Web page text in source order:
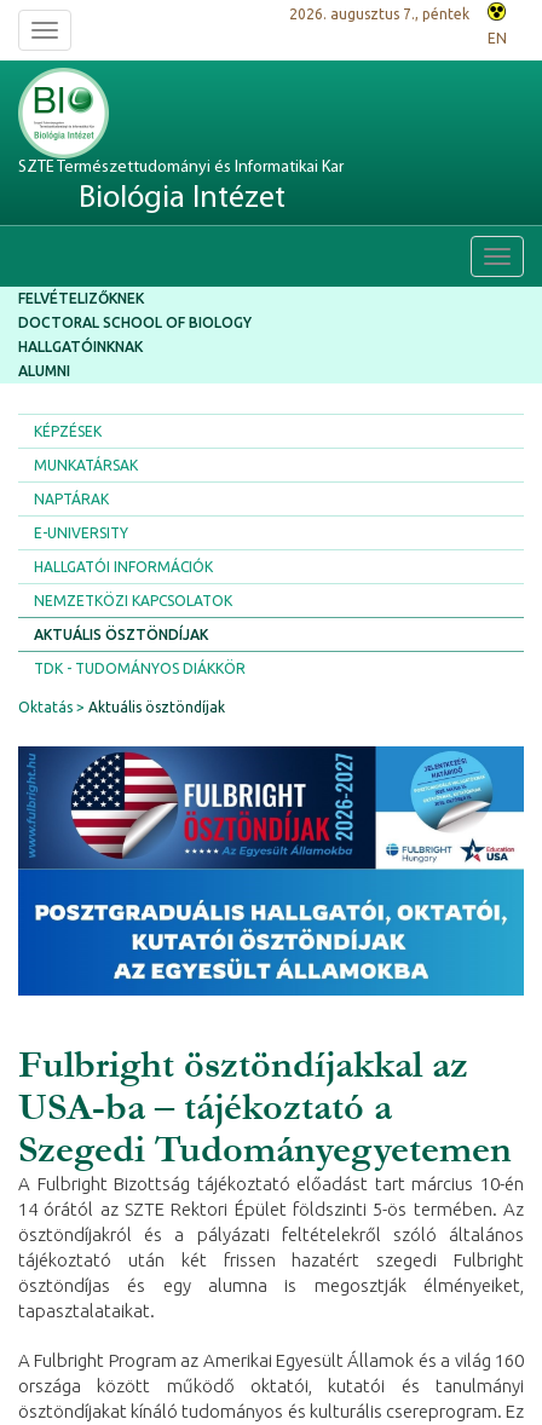
Toggle
navigation
2026. augusztus 7., péntek
EN
SZTE Természettudományi és Informatikai Kar
Biológia Intézet
FELVÉTELIZŐKNEK
DOCTORAL SCHOOL OF BIOLOGY
HALLGATÓINKNAK
ALUMNI
KÉPZÉSEK
MUNKATÁRSAK
NAPTÁRAK
E-UNIVERSITY
HALLGATÓI INFORMÁCIÓK
NEMZETKÖZI KAPCSOLATOK
AKTUÁLIS ÖSZTÖNDÍJAK
TDK - TUDOMÁNYOS DIÁKKÖR
Oktatás Aktuális ösztöndíjak
Fulbright ösztöndíjakkal az
USA-ba – tájékoztató a
Szegedi Tudományegyetemen
A Fulbright Bizottság tájékoztató előadást tart március 10-én
14 órától az SZTE Rektori Épület földszinti 5-ös termében. Az
ösztöndíjakról és a pályázati feltételekről szóló általános
tájékoztató után két frissen hazatért szegedi Fulbright
ösztöndíjas és egy alumna is megosztják élményeiket,
tapasztalataikat.
A Fulbright Program az Amerikai Egyesült Államok és a világ 160
országa között működő oktatói, kutatói és tanulmányi
ösztöndíjakat kínáló tudományos és kulturális csereprogram. Ez